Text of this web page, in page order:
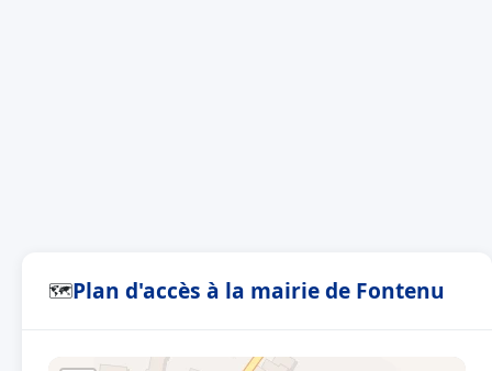
🗺Plan d'accès à la mairie de Fontenu